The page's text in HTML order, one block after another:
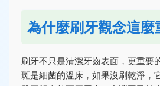
為什麼刷牙觀念這麼
刷牙不只是清潔牙齒表面，更重要
斑是細菌的溫床，如果沒刷乾淨，